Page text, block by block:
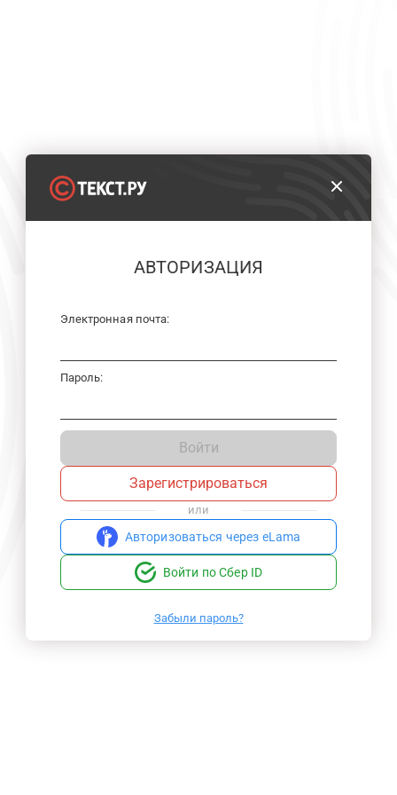
АВТОРИЗАЦИЯ
Электронная почта:
Пароль:
Войти
Зарегистрироваться
или
Авторизоваться через eLama
Войти по Сбер ID
Забыли пароль?